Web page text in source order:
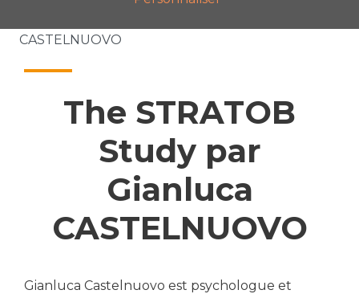
CASTELNUOVO
The STRATOB
Study par
Gianluca
CASTELNUOVO
Gianluca Castelnuovo est psychologue et